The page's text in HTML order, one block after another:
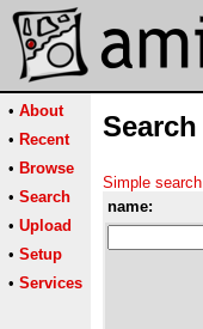
• About
• Recent
• Browse
• Search
• Upload
• Setup
• Services
Search
Simple search
name: